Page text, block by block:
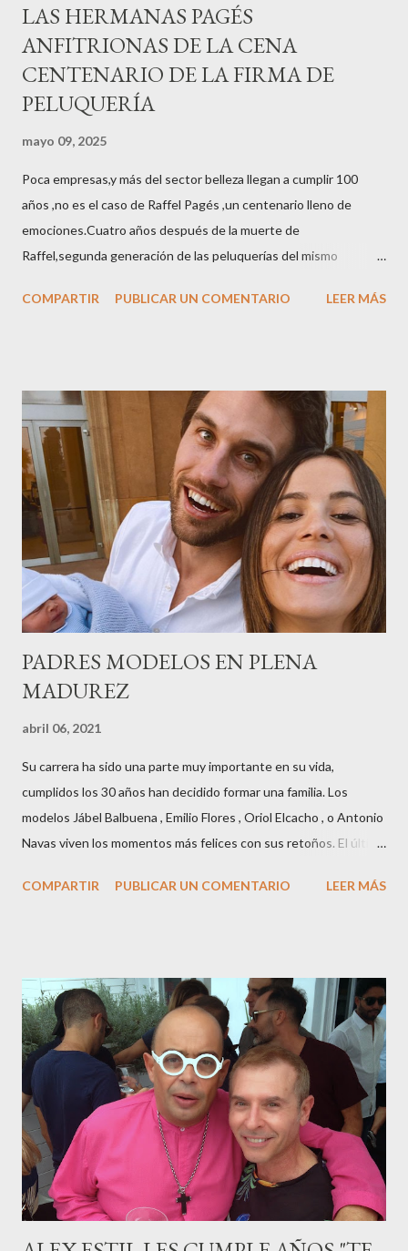
LAS HERMANAS PAGÉS
ANFITRIONAS DE LA CENA
CENTENARIO DE LA FIRMA DE
PELUQUERÍA
mayo 09, 2025
Poca empresas,y más del sector belleza llegan a cumplir 100
años ,no es el caso de Raffel Pagés ,un centenario lleno de
emociones.Cuatro años después de la muerte de
Raffel,segunda generación de las peluquerías del mismo
sector en una cena de reconocimiento.Sus hijas Carolina (CEO
peluquería del grupo.Justo hace unos días Carol Pagés nos
contaba detalles del homenaje en Actualida Rosa en RCE
radio,en el programa que presento todos los jueves de 17 a 18
horas . Carolina y Quionia Pagés Carolina Pagés La cita ,en el
Museu Marítim de BCN ,en las Drassanes reunió a figuras
destacadas del sector,así como clientes, autoridades y medios
de comunicación, en una velada inolvidable bajo el lema “Cien
años peinando almas, creando belleza,i...
COMPARTIR PUBLICAR UN COMENTARIO LEER MÁS
PADRES MODELOS EN PLENA
MADUREZ
abril 06, 2021
Su carrera ha sido una parte muy importante en su vida,
cumplidos los 30 años han decidido formar una familia. Los
modelos Jábel Balbuena , Emilio Flores , Oriol Elcacho , o Antonio
Navas viven los momentos más felices con sus retoños. El último
M ateo nació en Barcelona hace poco más de una semana. El top
haciéndole padre de un precioso niño. Marta ha sido toda una
campeona, durante los primeros 3 meses de embarazo tuvo que
guardar reposo debido a un síndrome llamado
“hiperemesisgravídica”.Pasados los meses fatídicos de
gestación Marta tiró adelante con el embarazo, ahora es una
mamá feliz. Otro de los modelos que ha sido padre este año ha
sido el madrileño, Emilio Flores , el top que desfiló en las mejores
pasarelas ...
COMPARTIR PUBLICAR UN COMENTARIO LEER MÁS